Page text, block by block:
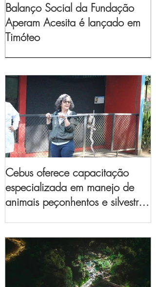
Balanço Social da Fundação
Aperam Acesita é lançado em
Timóteo
Cebus oferece capacitação
especializada em manejo de
animais peçonhentos e silvestres